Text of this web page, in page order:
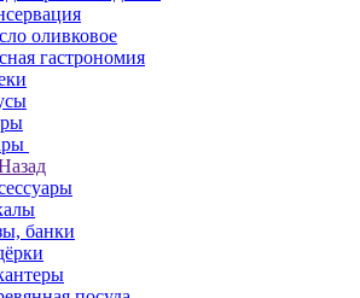
оливковое
гастрономия
банки